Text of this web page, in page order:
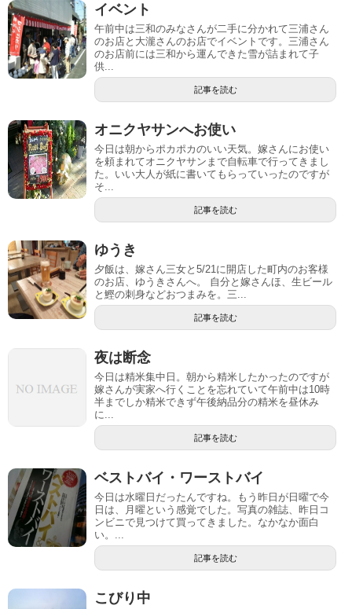
イベント
午前中は三和のみなさんが二手に分かれて三浦さん
のお店と大瀧さんのお店でイベントです。三浦さん
のお店前には三和から運んできた雪が詰まれて子
供...
記事を読む
オニクヤサンへお使い
今日は朝からポカポカのいい天気。嫁さんにお使い
を頼まれてオニクヤサンまで自転車で行ってきまし
た。いい大人が紙に書いてもらっていったのですが
そ...
記事を読む
ゆうき
夕飯は、嫁さん三女と5/21に開店した町内のお客様
のお店、ゆうきさんへ。 自分と嫁さんほ、生ビール
と鰹の刺身などおつまみを。三...
記事を読む
夜は断念
今日は精米集中日。朝から精米したかったのですが
嫁さんが実家へ行くことを忘れていて午前中は10時
半までしか精米できず午後納品分の精米を昼休み
に...
記事を読む
ベストバイ・ワーストバイ
今日は水曜日だったんですね。もう昨日が日曜で今
日は、月曜という感覚でした。写真の雑誌、昨日コ
ンビニで見つけて買ってきました。なかなか面白
い。...
記事を読む
こびり中